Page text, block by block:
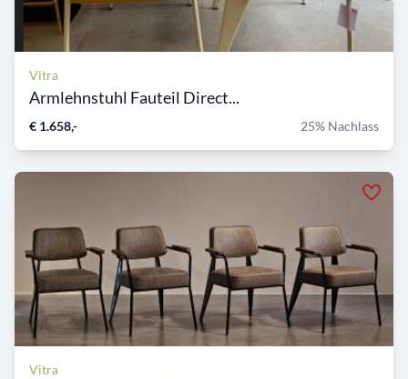
Vitra
Armlehnstuhl Fauteil Direct...
€ 1.658,- 25% Nachlass
Vitra